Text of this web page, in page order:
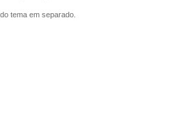
tema em separado.